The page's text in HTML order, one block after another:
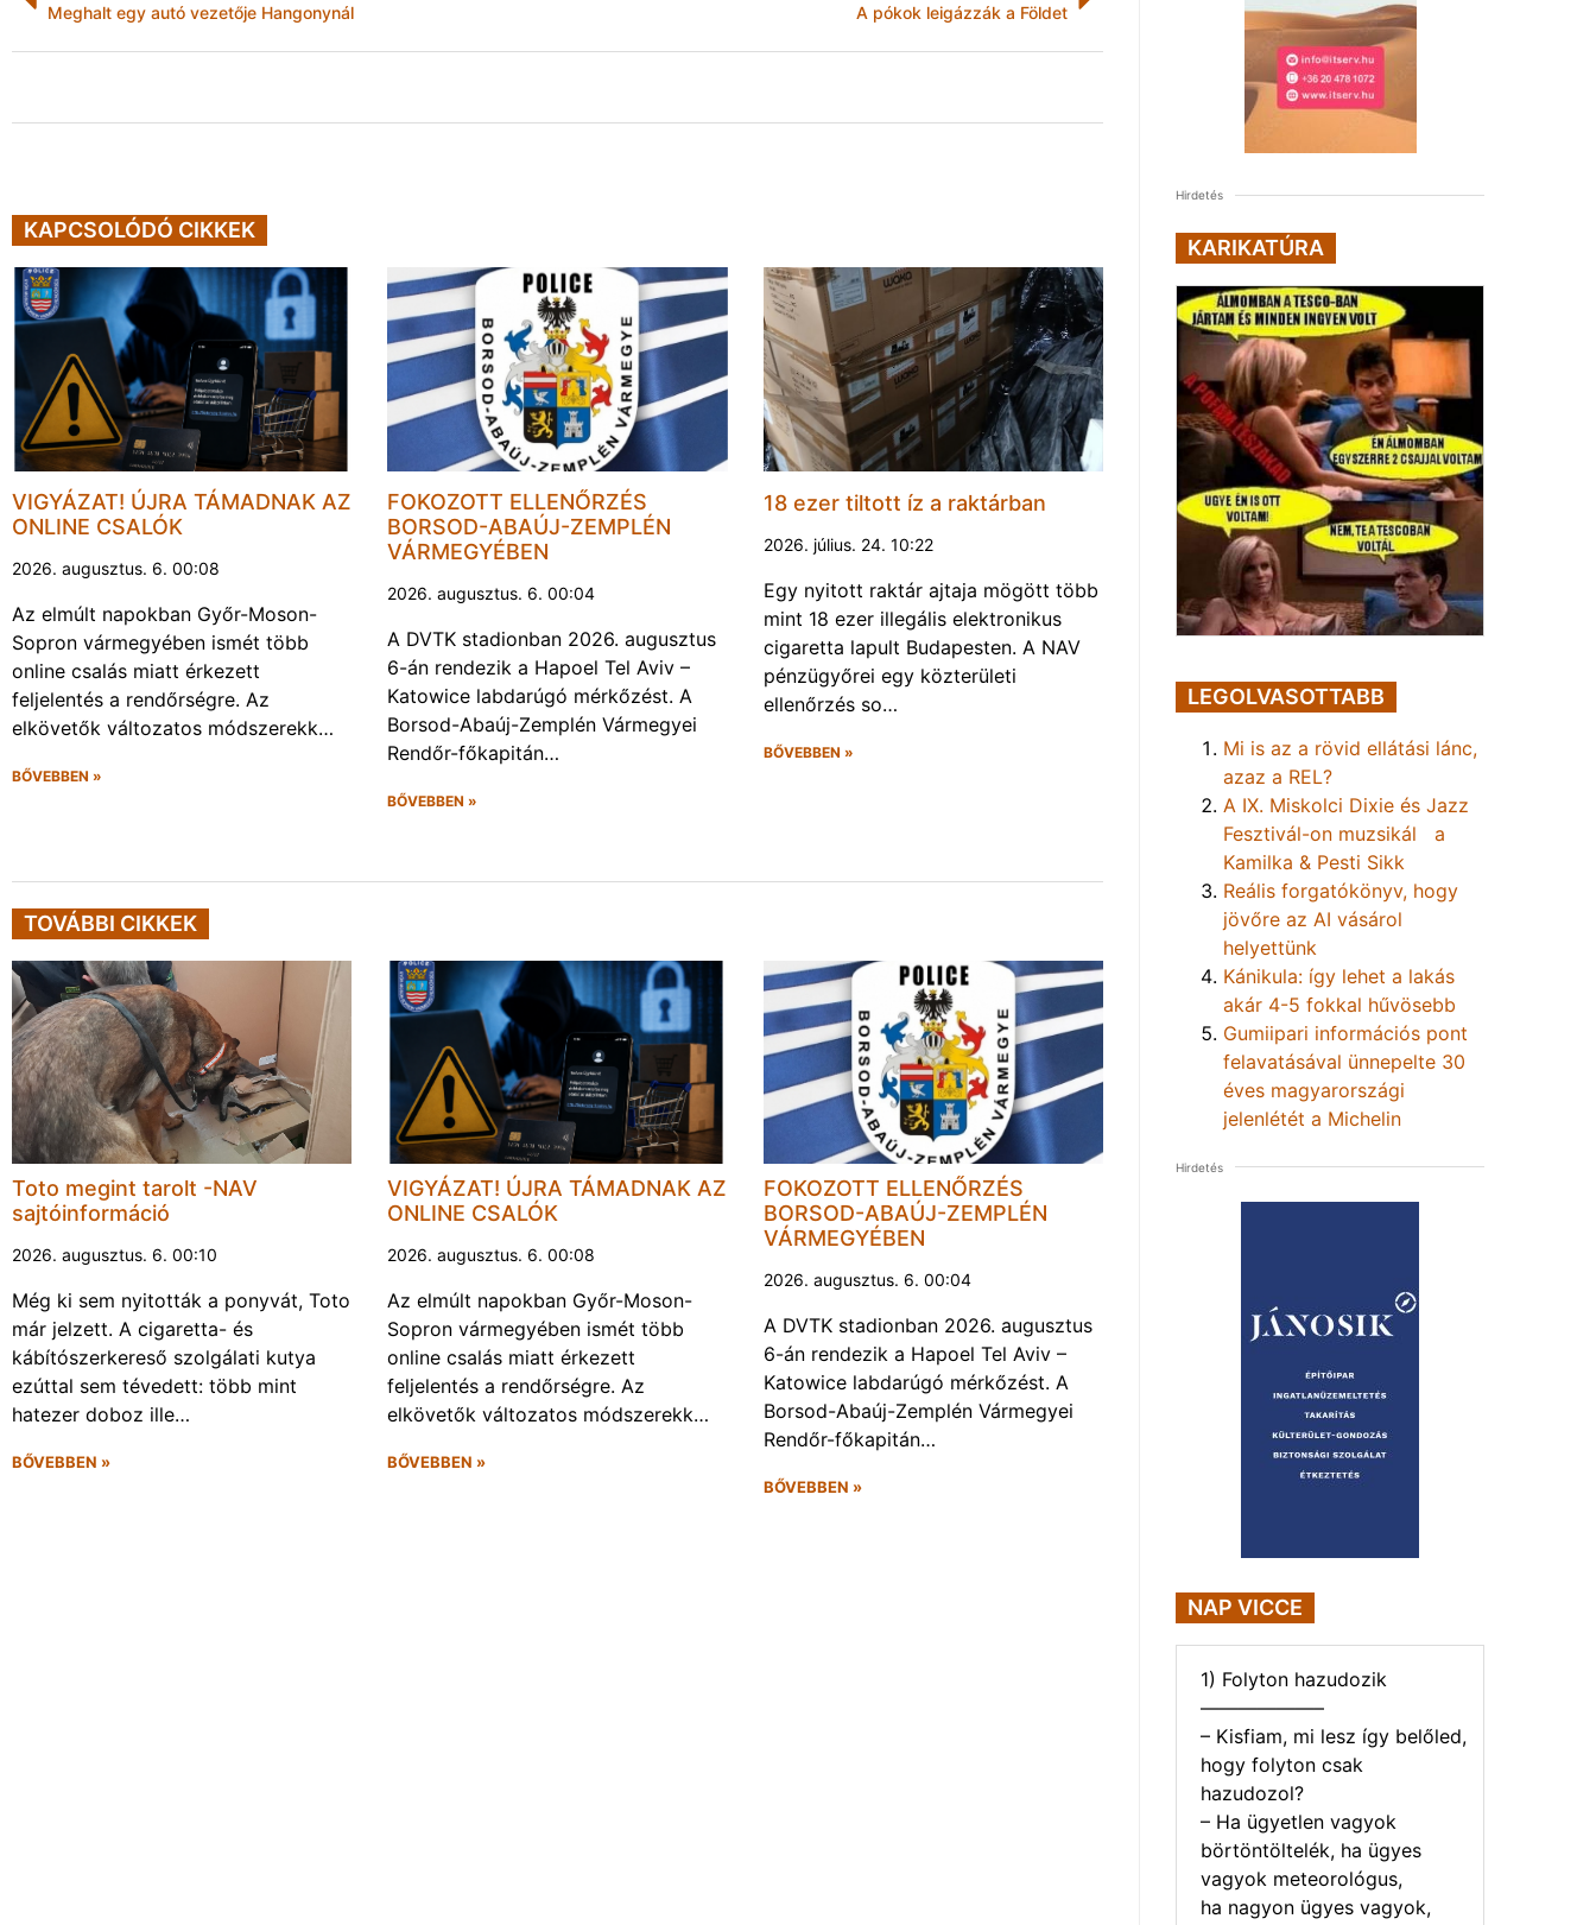
Meghalt egy autó vezetője Hangonynál A pókok leigázzák a Földet
KAPCSOLÓDÓ CIKKEK
VIGYÁZAT! ÚJRA TÁMADNAK AZ
ONLINE CSALÓK
2026. augusztus. 6. 00:08
Az elmúlt napokban Győr-Moson-
Sopron vármegyében ismét több
online csalás miatt érkezett
feljelentés a rendőrségre. Az
elkövetők változatos módszerekk…
BŐVEBBEN »
FOKOZOTT ELLENŐRZÉS
BORSOD-ABAÚJ-ZEMPLÉN
VÁRMEGYÉBEN
2026. augusztus. 6. 00:04
A DVTK stadionban 2026. augusztus
6-án rendezik a Hapoel Tel Aviv –
Katowice labdarúgó mérkőzést. A
Borsod-Abaúj-Zemplén Vármegyei
Rendőr-főkapitán…
BŐVEBBEN »
18 ezer tiltott íz a raktárban
2026. július. 24. 10:22
Egy nyitott raktár ajtaja mögött több
mint 18 ezer illegális elektronikus
cigaretta lapult Budapesten. A NAV
pénzügyőrei egy közterületi
ellenőrzés so…
BŐVEBBEN »
TOVÁBBI CIKKEK
Toto megint tarolt -NAV
sajtóinformáció
2026. augusztus. 6. 00:10
Még ki sem nyitották a ponyvát, Toto
már jelzett. A cigaretta- és
kábítószerkereső szolgálati kutya
ezúttal sem tévedett: több mint
hatezer doboz ille…
BŐVEBBEN »
VIGYÁZAT! ÚJRA TÁMADNAK AZ
ONLINE CSALÓK
2026. augusztus. 6. 00:08
Az elmúlt napokban Győr-Moson-
Sopron vármegyében ismét több
online csalás miatt érkezett
feljelentés a rendőrségre. Az
elkövetők változatos módszerekk…
BŐVEBBEN »
FOKOZOTT ELLENŐRZÉS
BORSOD-ABAÚJ-ZEMPLÉN
VÁRMEGYÉBEN
2026. augusztus. 6. 00:04
A DVTK stadionban 2026. augusztus
6-án rendezik a Hapoel Tel Aviv –
Katowice labdarúgó mérkőzést. A
Borsod-Abaúj-Zemplén Vármegyei
Rendőr-főkapitán…
BŐVEBBEN »
Hirdetés
KARIKATÚRA
LEGOLVASOTTABB
Mi is az a rövid ellátási lánc,
azaz a REL?
A IX. Miskolci Dixie és Jazz
Fesztivál-on muzsikál a
Kamilka & Pesti Sikk
Reális forgatókönyv, hogy
jövőre az AI vásárol
helyettünk
Kánikula: így lehet a lakás
akár 4-5 fokkal hűvösebb
Gumiipari információs pont
felavatásával ünnepelte 30
éves magyarországi
jelenlétét a Michelin
Hirdetés
NAP VICCE
1) Folyton hazudozik
——————–
– Kisfiam, mi lesz így belőled,
hogy folyton csak
hazudozol?
– Ha ügyetlen vagyok
börtöntöltelék, ha ügyes
vagyok meteorológus,
ha nagyon ügyes vagyok,